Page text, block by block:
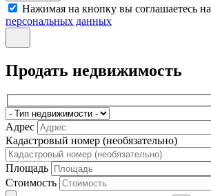
Нажимая на кнопку вы соглашаетесь на
персональных данных
Продать недвижимость
Адрес
Кадастровый номер (необязательно)
Площадь
Стоимость